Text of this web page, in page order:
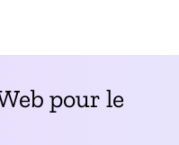
pour le